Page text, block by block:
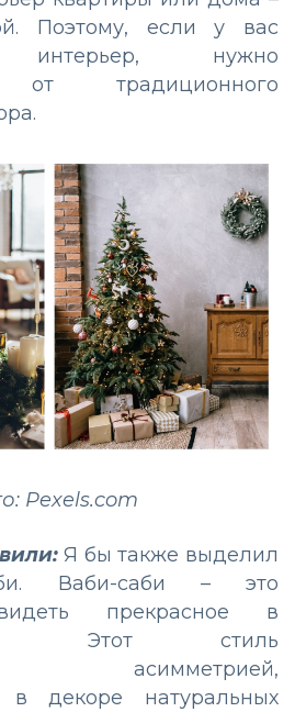
Поэтому, если у вас
интерьер, нужно
от традиционного
Pexels.com
Я бы также выделил
Ваби-саби – это
прекрасное в
Этот стиль
асимметрией,
в декоре натуральных